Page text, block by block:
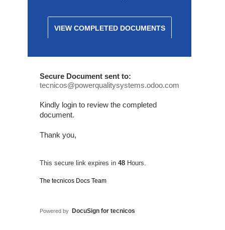
VIEW COMPLETED DOCUMENTS
Sec‍ure Docu‍ment sent to:
tecnicos@powerqualitysystems.odoo.com
Kindly l‍ogin to review the completed
docu‍ment.
Thank you,
This sec‍ure li‍nk expires in 48 Hours.
The tecnicos Doc‍s Te‍am
Powered by DocuSi‍gn for tecnicos